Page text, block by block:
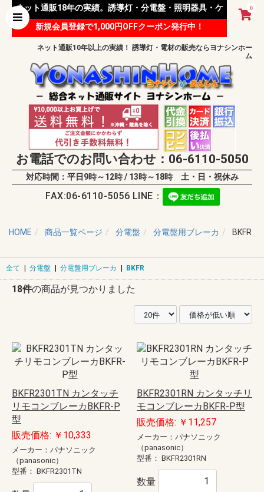
0
ネット通販18年の実績。誘導灯・分電盤・照明器具・ケ
ーブル等 様々な資材を取り扱っています。
新規会員登録で1,000円OFFクーポン発行中！
ネット通販10年以上の実績！ 誘導灯・電材の販売ならヨナシンホー
ム
お電話でのお問い合わせ：06-6110-5050
対応時間：平日9時～12時 / 13時～18時 土・日・祝休み
FAX:06-6110-5056 LINE：
HOME 商品一覧ページ 分電盤 分電盤用ブレーカ BKFR
全て | 分電盤 | 分電盤用ブレーカ | BKFR
18件の商品が見つかりました
BKFR2301TN カンタッチ
リモコンブレーカBKFR-P
型
販売価格: ￥10,333
メーカー：パナソニック
（panasonic）
型番： BKFR2301TN
BKFR2301RN カンタッチリ
モコンブレーカBKFR-P型
販売価格: ￥11,257
メーカー：パナソニック
（panasonic）
型番： BKFR2301RN
数量